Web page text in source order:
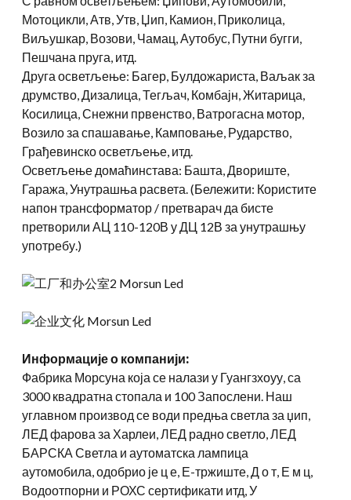
Мотоцикли, Атв, Утв, Џип, Камион, Приколица,
Виљушкар, Возови, Чамац, Аутобус, Путни бугги,
Пешчана пруга, итд.
Друга осветљење: Багер, Булдожариста, Ваљак за
друмство, Дизалица, Тегљач, Комбајн, Житарица,
Косилица, Снежни првенство, Ватрогасна мотор,
Возило за спашавање, Камповање, Рударство,
Грађевинско осветљење, итд.
Осветљење домаћинстава: Башта, Двориште,
Гаража, Унутрашња расвета. (Бележити: Користите
напон трансформатор / претварач да бисте
претворили АЦ 110-120В у ДЦ 12В за унутрашњу
употребу.)
Информације о компанији:
Фабрика Морсуна која се налази у Гуангзхоуу, са
3000 квадратна стопала и 100 Запослени. Наш
углавном производ се води предња светла за џип,
ЛЕД фарова за Харлеи, ЛЕД радно светло, ЛЕД
БАРСКА Светла и аутоматска лампица
аутомобила, одобрио је ц е, Е-тржиште, Д о т, Е м ц,
Водоотпорни и РОХС сертификати итд, У